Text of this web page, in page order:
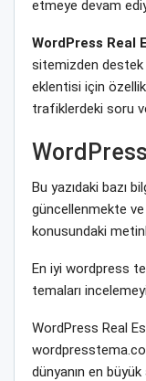
etmeye devam
WordPress Real
sitemizden destek
eklentisi için
trafiklerdeki soru
Bu yazıdaki bazı
güncellenmekte
konusundaki
En iyi wordpress
temaları
WordPress Real
dünyanın en